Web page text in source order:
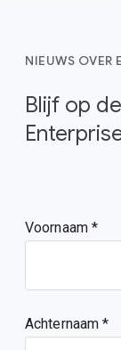
NIEUWS OVER
Blijf op
Voornaam
Achternaam